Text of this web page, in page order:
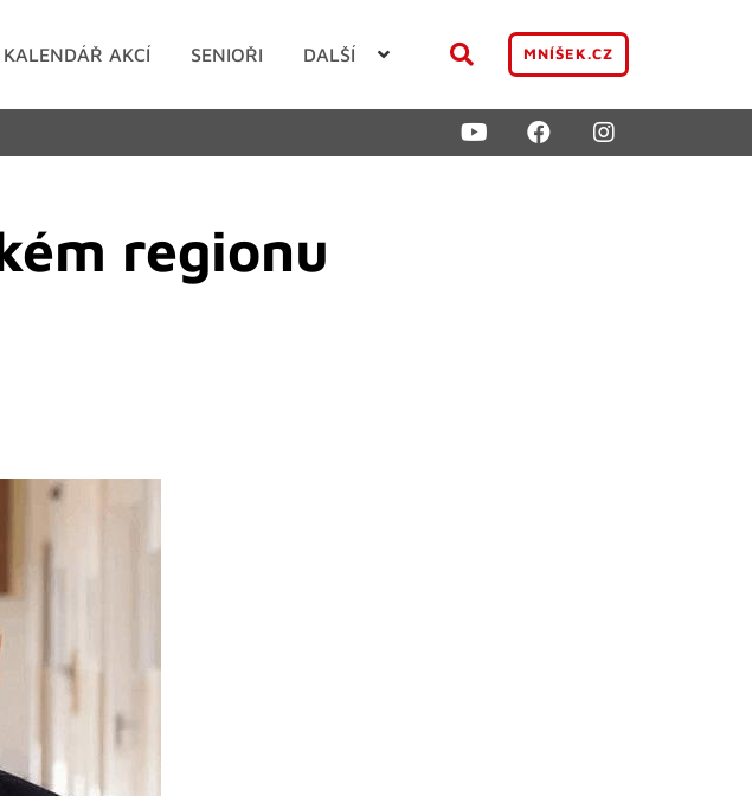
KALENDÁŘ AKCÍ SENIOŘI DALŠÍ MNÍŠEK.CZ
regionu